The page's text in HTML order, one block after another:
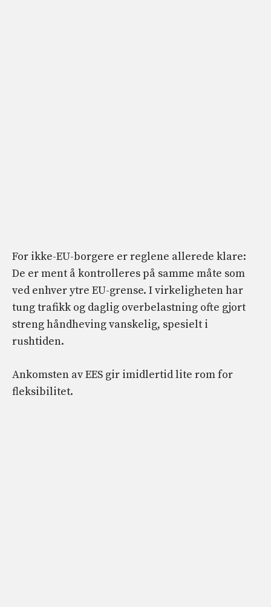
For ikke-EU-borgere er reglene allerede klare:
De er ment å kontrolleres på samme måte som
ved enhver ytre EU-grense. I virkeligheten har
tung trafikk og daglig overbelastning ofte gjort
streng håndheving vanskelig, spesielt i
rushtiden.
Ankomsten av EES gir imidlertid lite rom for
fleksibilitet.